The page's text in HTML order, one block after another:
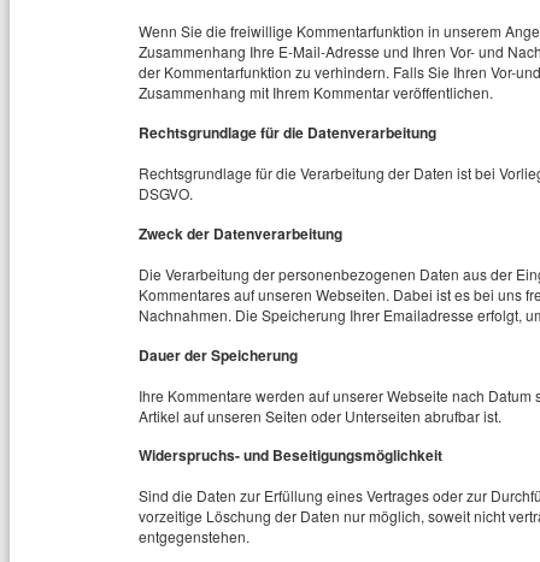
Wenn Sie die freiwillige Kommentarfunktion in unserem
Zusammenhang Ihre E-Mail-Adresse und Ihren Vor- und
der Kommentarfunktion zu verhindern. Falls Sie Ihren Vor-
Zusammenhang mit Ihrem Kommentar veröffentlichen.
Rechtsgrundlage für die Datenverarbeitung
Rechtsgrundlage für die Verarbeitung der Daten ist bei
DSGVO.
Zweck der Datenverarbeitung
Die Verarbeitung der personenbezogenen Daten aus der
Kommentares auf unseren Webseiten. Dabei ist es bei uns
Nachnahmen. Die Speicherung Ihrer Emailadresse erfolgt,
Dauer der Speicherung
Ihre Kommentare werden auf unserer Webseite nach
Artikel auf unseren Seiten oder Unterseiten abrufbar ist.
Widerspruchs- und Beseitigungsmöglichkeit
Sind die Daten zur Erfüllung eines Vertrages oder zur
vorzeitige Löschung der Daten nur möglich, soweit nicht
entgegenstehen.